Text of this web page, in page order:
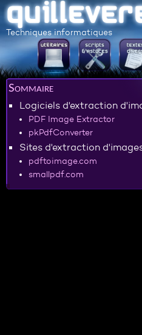
Techniques informatiques
Sommaire
Logiciels d'extraction
PDF Image Extractor
pkPdfConverter
Sites d'extraction
pdftoimage.com
smallpdf.com